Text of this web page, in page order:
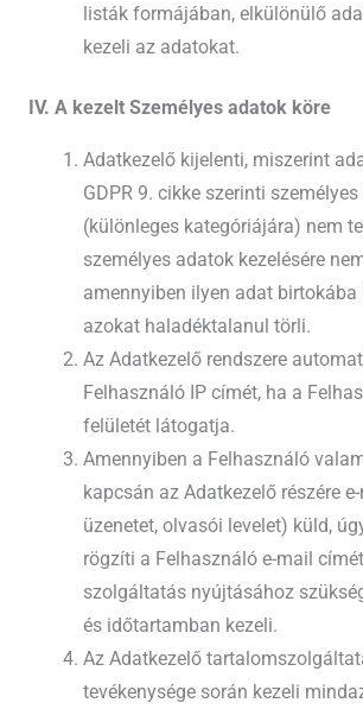
listák formájában, elkülönülő
kezeli az adatokat.
IV. A kezelt Személyes adatok köre
Adatkezelő kijelenti, miszerint
GDPR 9. cikke szerinti
(különleges kategóriájára) nem
személyes adatok kezelésére
amennyiben ilyen adat birtokába
azokat haladéktalanul törli.
Az Adatkezelő rendszere
Felhasználó IP címét, ha a
felületét látogatja.
Amennyiben a Felhasználó
kapcsán az Adatkezelő részére
üzenetet, olvasói levelet) küld,
rögzíti a Felhasználó e-mail
szolgáltatás nyújtásához
és időtartamban kezeli.
Az Adatkezelő
tevékenysége során kezeli